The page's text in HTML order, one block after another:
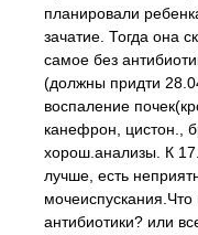
планировали
зачатие. Тогда она
самое без
(должны придти
воспаление
канефрон, цистон.,
хорош.анализы. К
лучше, есть
антибиотики? или